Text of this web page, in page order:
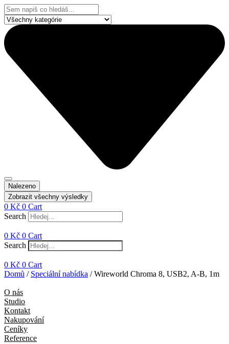
Přejít
k
obsahu
Search
...
Nalezeno
Zobrazit všechny výsledky
0 Kč 0 Cart
Search
0 Kč 0 Cart
Search
0 Kč 0 Cart
Domů / Speciální nabídka / Wireworld Chroma 8, USB2, A-B, 1m
O nás
Studio
Kontakt
Nakupování
Ceníky
Reference